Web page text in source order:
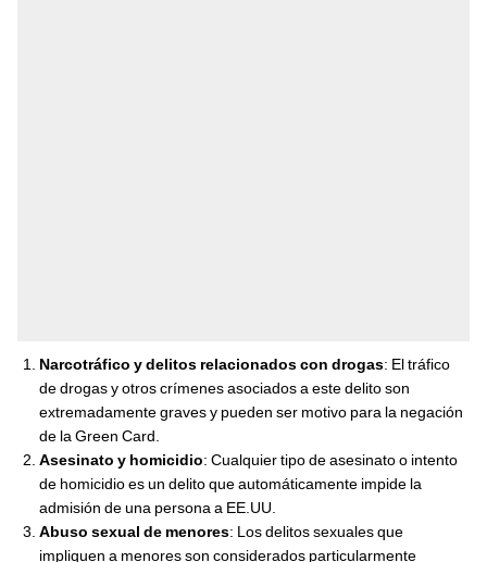
Narcotráfico y delitos relacionados con drogas: El tráfico
de drogas y otros crímenes asociados a este delito son
extremadamente graves y pueden ser motivo para la negación
de la Green Card.
Asesinato y homicidio: Cualquier tipo de asesinato o intento
de homicidio es un delito que automáticamente impide la
admisión de una persona a EE.UU.
Abuso sexual de menores: Los delitos sexuales que
impliquen a menores son considerados particularmente